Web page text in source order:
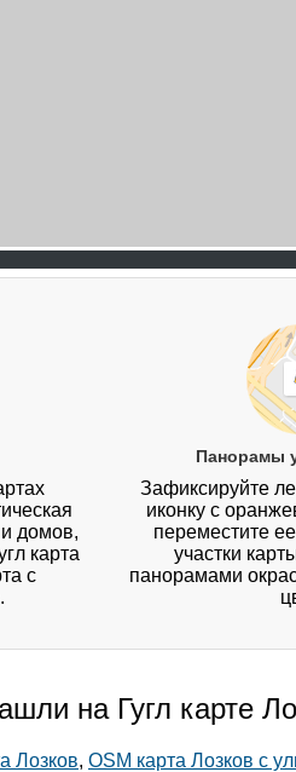
и домов,
карта
с
Панорамы
Зафиксируйте
иконку с
переместите
участки
панорамами
на Гугл карте
Лозков, OSM карта Лозков с